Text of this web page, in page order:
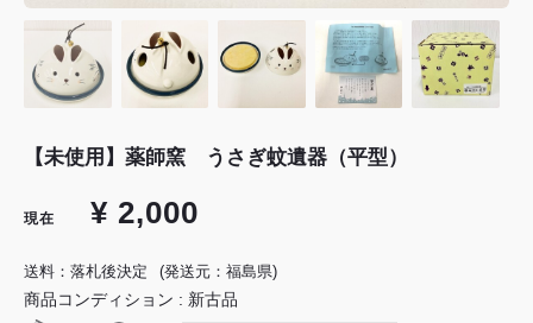
【未使用】薬師窯 うさぎ蚊遺器（平型）
現在 ¥ 2,000
送料：落札後決定 (発送元：福島県)
商品コンディション : 新古品